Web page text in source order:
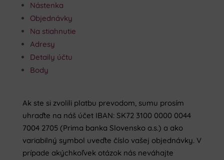
Nástenka
Objednávky
Na stiahnutie
Adresy
Detaily účtu
Body
Ak ste si zvolili platbu prevodom, sumu prosím
uhraďte na náš účet IBAN: SK72 3100 0000 0044
7004 2705 (Prima banka Slovensko a.s.) a ako
variabilný symbol uveďte číslo vašej objednávky. V
prípade akýchkoľvek otázok nás neváhajte